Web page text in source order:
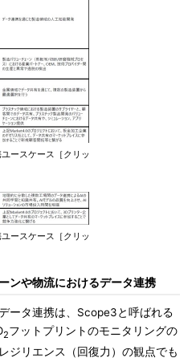
ースケース［クリッ
ースケース［クリッ
ンや物流におけるデータ連携
ータ連携は、Scope3と呼ばれる
2フットプリントのモニタリングの
ジリエンス（回復力）の観点でも